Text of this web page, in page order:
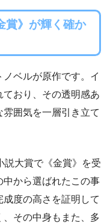
賞》が輝く確か
ベルが原作です。イ
おり、その透明感あ
囲気を一層引き立て
説大賞で《金賞》を受
から選ばれたこの事
度の高さを証明して
その中身もまた、多